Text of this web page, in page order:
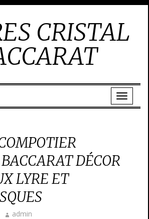
CRISTAL
DÉCOR
LYRE ET
admin